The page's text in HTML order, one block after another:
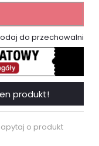
do przechowalni
produkt!
o produkt